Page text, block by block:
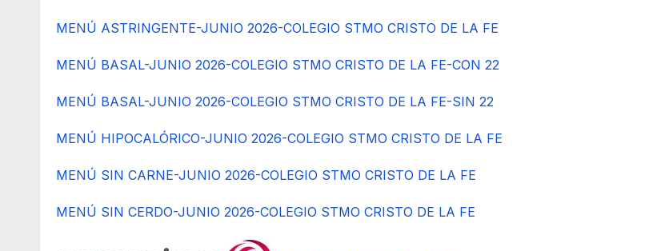
MENÚ ASTRINGENTE-JUNIO 2026-COLEGIO STMO CRISTO DE LA FE
MENÚ BASAL-JUNIO 2026-COLEGIO STMO CRISTO DE LA FE-CON 22
MENÚ BASAL-JUNIO 2026-COLEGIO STMO CRISTO DE LA FE-SIN 22
MENÚ HIPOCALÓRICO-JUNIO 2026-COLEGIO STMO CRISTO DE LA FE
MENÚ SIN CARNE-JUNIO 2026-COLEGIO STMO CRISTO DE LA FE
MENÚ SIN CERDO-JUNIO 2026-COLEGIO STMO CRISTO DE LA FE